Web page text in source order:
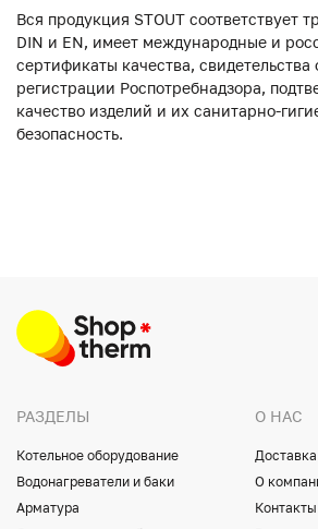
Вся продукция STOUT соответствует
DIN и EN, имеет международные и
сертификаты качества, свидетельства
регистрации Роспотребнадзора,
качество изделий и их санитарно-
безопасность.
РАЗДЕЛЫ
Котельное оборудование
Водонагреватели и баки
Арматура
О НАС
О
Контакты